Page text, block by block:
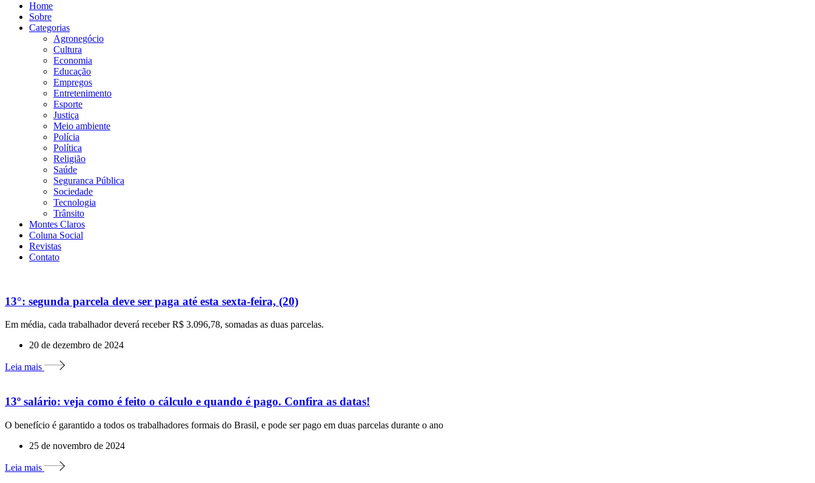
Home
Sobre
Categorias
Agronegócio
Cultura
Economia
Educação
Empregos
Entretenimento
Esporte
Justiça
Meio ambiente
Polícia
Política
Religião
Saúde
Seguranca Pública
Sociedade
Tecnologia
Trânsito
Montes Claros
Coluna Social
Revistas
Contato
13°: segunda parcela deve ser paga até esta sexta-feira, (20)
Em média, cada trabalhador deverá receber R$ 3.096,78, somadas as duas parcelas.
20 de dezembro de 2024
Leia mais
13º salário: veja como é feito o cálculo e quando é pago. Confira as datas!
O benefício é garantido a todos os trabalhadores formais do Brasil, e pode ser pago em duas parcelas durante o ano
25 de novembro de 2024
Leia mais